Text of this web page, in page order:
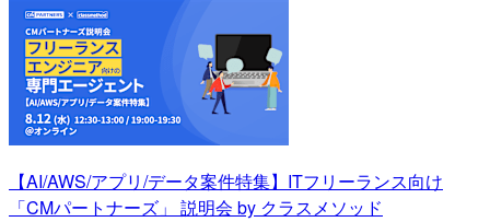
【AI/AWS/アプリ/データ案件特集】ITフリーランス向け
「CMパートナーズ」 説明会 by クラスメソッド